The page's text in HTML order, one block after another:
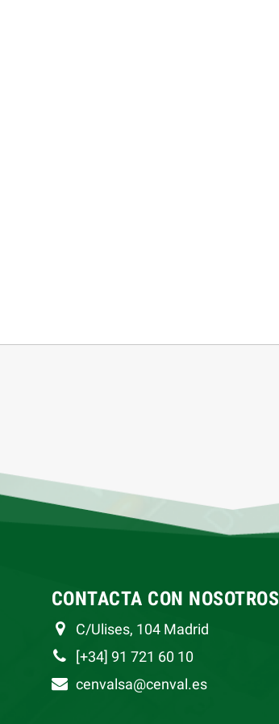
CONTACTA CON NOSOTROS
C/Ulises, 104 Madrid
[+34] 91 721 60 10
cenvalsa@cenval.es